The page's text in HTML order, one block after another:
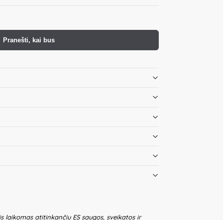
Pranešti, kai bus
atitinkančiu ES saugos, sveikatos ir